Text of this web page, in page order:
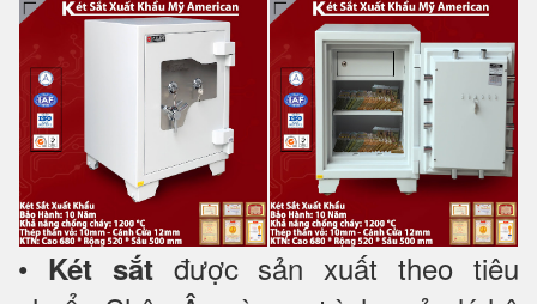
• Két sắtđược sản xuất theo tiêu